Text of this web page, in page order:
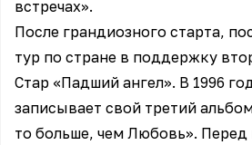
встречах».
После грандиозного старта,
тур по стране в поддержку
Стар «Падший ангел». В 1996
записывает свой третий
то больше, чем Любовь».